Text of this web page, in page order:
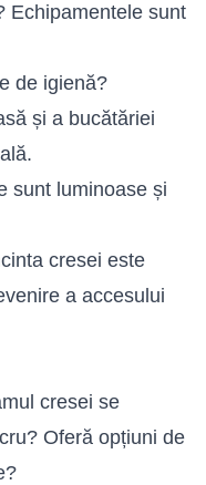
Echipamentele sunt
de igienă?
și a bucătăriei
sunt luminoase și
cresei este
a accesului
cresei se
Oferă opțiuni de